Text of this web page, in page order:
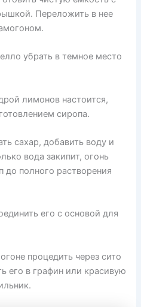
Переложить в нее
убрать в темное место
лимонов настоится,
сиропа.
сахар, добавить воду и
вода закипит, огонь
до полного растворения
его с основой для
процедить через сито
его в графин или красивую